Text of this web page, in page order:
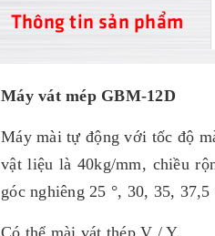
Thông tin sản phẩm
Máy vát mép GBM-12D
Máy mài tự động với tốc độ
vật liệu là 40kg/mm, chiều
góc nghiêng 25 °, 30, 35, 37,5
Có thể mài vát thép V / Y.